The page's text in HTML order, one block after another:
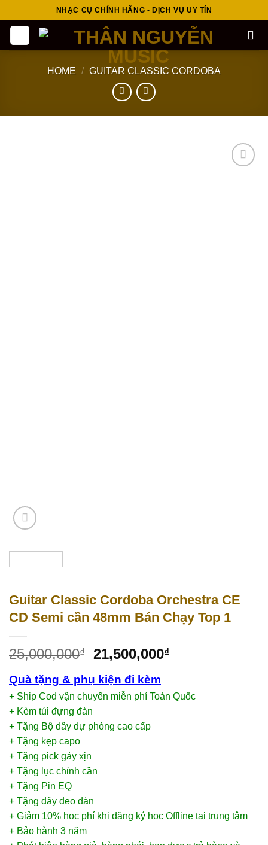
to
NHẠC CỤ CHÍNH HÃNG - DỊCH VỤ UY TÍN
HOME / GUITAR CLASSIC CORDOBA
Guitar Classic Cordoba Orchestra CE
CD Semi cần 48mm Bán Chạy Top 1
25,000,000₫ 21,500,000₫
Quà tặng & phụ kiện đi kèm
+ Ship Cod vận chuyển miễn phí Toàn Quốc
+ Kèm túi đựng đàn
+ Tặng Bộ dây dự phòng cao cấp
+ Tặng kẹp capo
+ Tặng pick gảy xịn
+ Tặng lục chỉnh cần
+ Tặng Pin EQ
+ Tặng dây đeo đàn
+ Giảm 10% học phí khi đăng ký học Offline tại trung tâm
+ Bảo hành 3 năm